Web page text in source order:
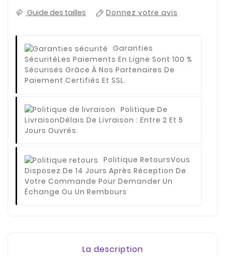
Guide des tailles Donnez votre avis
Garanties
SécuritéLes Paiements En Ligne Sont 100 %
Sécurisés Grâce À Nos Partenaires De
Paiement Certifiés Et SSL.
Politique De
LivraisonDélais De Livraison : Entre 2 Et 5
Jours Ouvrés.
Politique RetoursVous
Disposez De 14 Jours Après Réception De
Votre Commande Pour Demander Un
Échange Ou Un Rembours
La description